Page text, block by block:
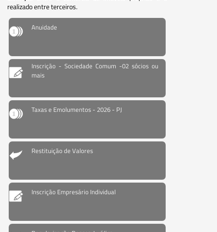
realizado entre terceiros.
Anuidade
Inscrição - Sociedade Comum -02 sócios ou
mais
Taxas e Emolumentos - 2026 - PJ
Restituição de Valores
Inscrição Empresário Individual